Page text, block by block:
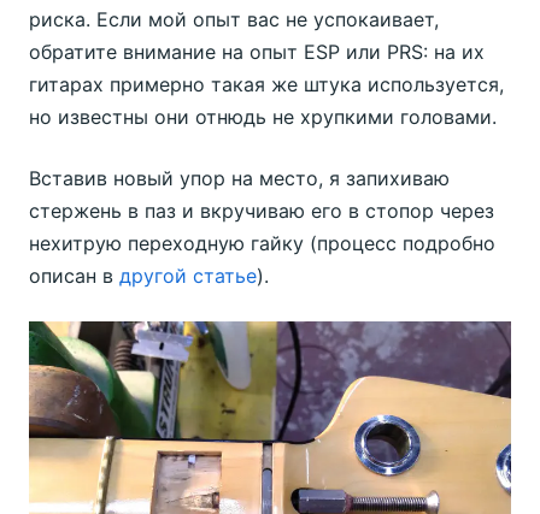
риска. Если мой опыт вас не успокаивает,
обратите внимание на опыт ESP или PRS: на их
гитарах примерно такая же штука используется,
но известны они отнюдь не хрупкими головами.
Вставив новый упор на место, я запихиваю
стержень в паз и вкручиваю его в стопор через
нехитрую переходную гайку (процесс подробно
описан в другой статье).